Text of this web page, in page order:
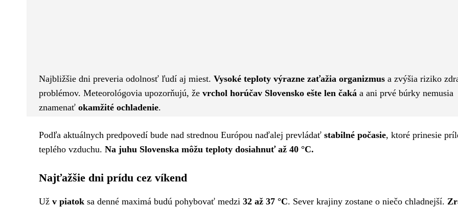
Najbližšie dni preveria odolnosť ľudí aj miest. Vysoké teploty výrazne zaťažia organizmus a zvýšia riziko
problémov. Meteorológovia upozorňujú, že vrchol horúčav Slovensko ešte len čaká a ani prvé búrky nemusia
znamenať okamžité ochladenie.
Podľa aktuálnych predpovedí bude nad strednou Európou naďalej prevládať stabilné počasie, ktoré prinesie
teplého vzduchu. Na juhu Slovenska môžu teploty dosiahnuť až 40 °C.
Najťažšie dni prídu cez víkend
Už v piatok sa denné maximá budú pohybovať medzi 32 až 37 °C. Sever krajiny zostane o niečo chladnejší.